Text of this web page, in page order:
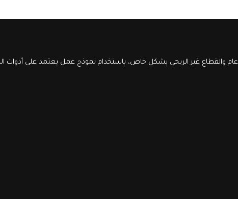
والقطاع غير الربحي بشكل خاص، باستخدام نموذج عمل يعتمد على أدوات